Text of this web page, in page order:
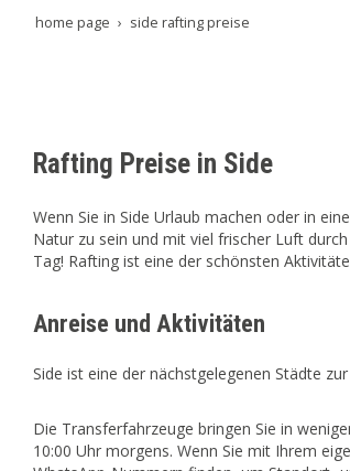
home page side rafting preise
Rafting Preise in Side
Wenn Sie in Side Urlaub machen oder in
Natur zu sein und mit viel frischer Luft
Tag! Rafting ist eine der schönsten
Anreise und Aktivitäten
Side ist eine der nächstgelegenen Städte zur
Die Transferfahrzeuge bringen Sie in
10:00 Uhr morgens. Wenn Sie mit Ihrem